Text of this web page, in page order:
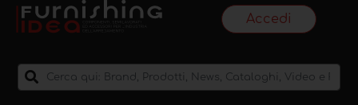
Accedi